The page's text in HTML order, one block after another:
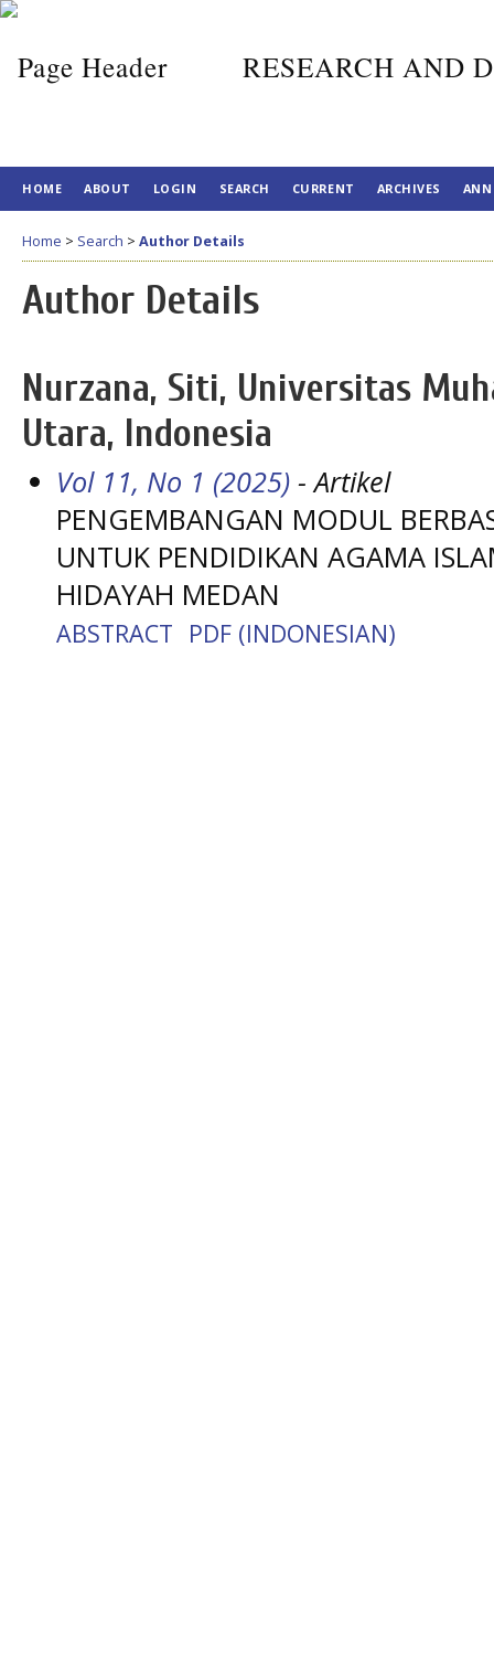
RESEARCH AND
HOME ABOUT LOGIN SEARCH CURRENT ARCHIVES
Home > Search > Author Details
Author Details
Nurzana, Siti, Universitas
Utara, Indonesia
Vol 11, No 1 (2025) - Artikel
PENGEMBANGAN MODUL
UNTUK PENDIDIKAN AGAMA
HIDAYAH MEDAN
ABSTRACT PDF (INDONESIAN)